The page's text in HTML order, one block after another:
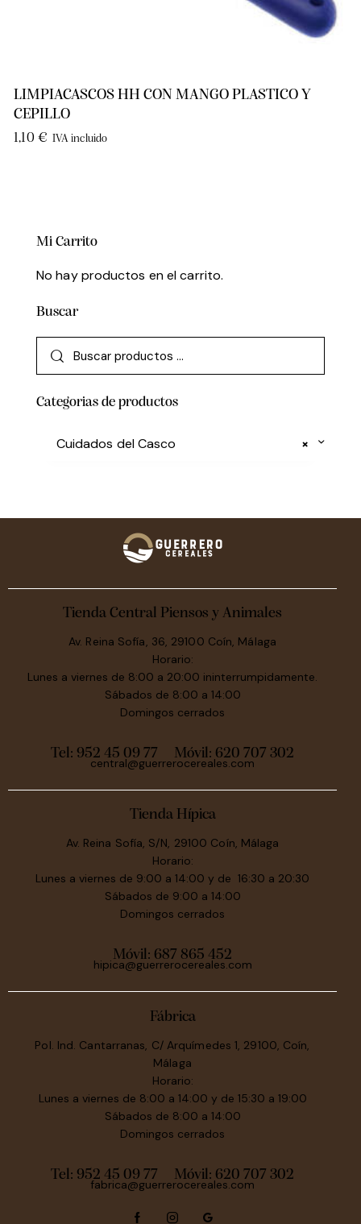
LIMPIACASCOS HH CON MANGO PLASTICO Y
CEPILLO
1,10 € IVA incluido
Mi Carrito
No hay productos en el carrito.
Buscar
Categorias de productos
×
Cuidados del Casco
Tienda Central Piensos y Animales
Av. Reina Sofía, 36, 29100 Coín, Málaga
Horario:
Lunes a viernes de 8:00 a 20:00 ininterrumpidamente.
Sábados de 8:00 a 14:00
Domingos cerrados
Tel: 952 45 09 77 Móvil: 620 707 302
central@guerrerocereales.com
Tienda Hípica
Av. Reina Sofía, S/N, 29100 Coín, Málaga
Horario:
Lunes a viernes de 9:00 a 14:00 y de 16:30 a 20:30
Sábados de 9:00 a 14:00
Domingos cerrados
Móvil: 687 865 452
hipica@guerrerocereales.com
Fábrica
Pol. Ind. Cantarranas, C/ Arquímedes 1, 29100, Coín,
Málaga
Horario:
Lunes a viernes de 8:00 a 14:00 y de 15:30 a 19:00
Sábados de 8:00 a 14:00
Domingos cerrados
Tel: 952 45 09 77 Móvil: 620 707 302
fabrica@guerrerocereales.com